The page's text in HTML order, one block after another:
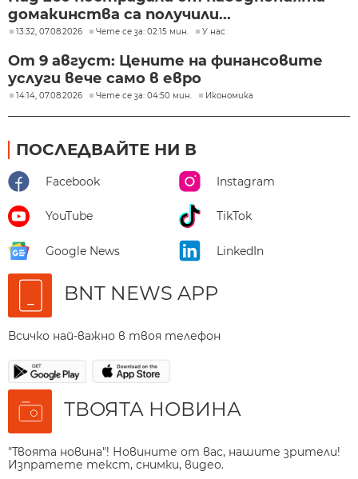
домакинства са получили...
13:32, 07.08.2026 Чете се за: 02:15 мин. У нас
От 9 август: Цените на финансовите
услуги вече само в евро
14:14, 07.08.2026 Чете се за: 04:50 мин. Икономика
ПОСЛЕДВАЙТЕ НИ В
Facebook Instagram
YouTube TikTok
Google News LinkedIn
BNT NEWS APP
Всичко най-важно в твоя телефон
ТВОЯТА НОВИНА
"Твоята новина"! Новините от вас, нашите зрители!
Изпратете текст, снимки, видео.